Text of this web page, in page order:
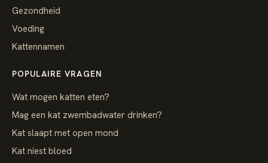
Gezondheid
Voeding
Kattennamen
POPULAIRE VRAGEN
Wat mogen katten eten?
Mag een kat zwembadwater drinken?
Kat slaapt met open mond
Kat niest bloed